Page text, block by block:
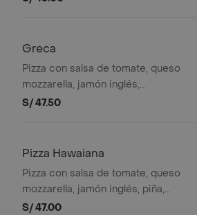
Greca
Pizza con salsa de tomate, queso
mozzarella, jamón inglés,
champiñones, aceitunas y pimiento, 8
S/ 47.50
Pizza Hawaiana
Pizza con salsa de tomate, queso
mozzarella, jamón inglés, piña,
aceitunas y pimiento. 8 porciones.
S/ 47.00